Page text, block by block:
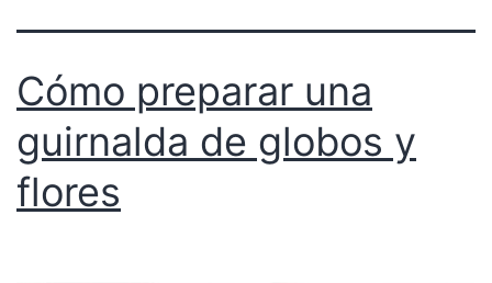
Cómo preparar una
guirnalda de globos y
flores